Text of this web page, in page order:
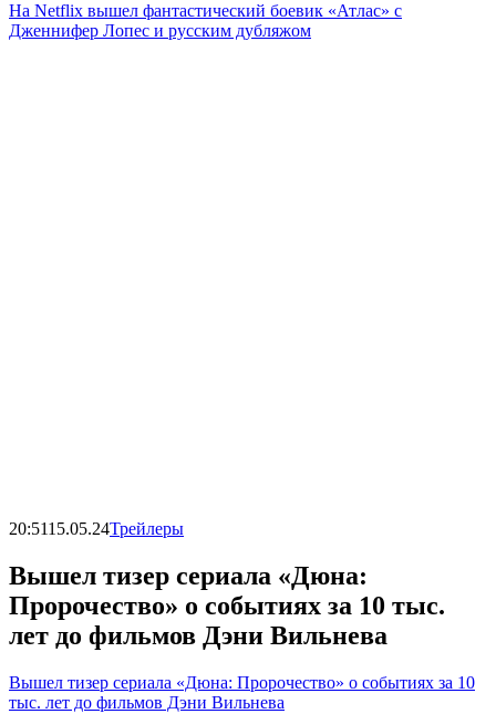
На Netflix вышел фантастический боевик «Атлас» с
Дженнифер Лопес и русским дубляжом
20:5115.05.24Трейлеры
Вышел тизер сериала «Дюна:
Пророчество» о событиях за 10 тыс.
лет до фильмов Дэни Вильнева
Вышел тизер сериала «Дюна: Пророчество» о событиях за 10
тыс. лет до фильмов Дэни Вильнева